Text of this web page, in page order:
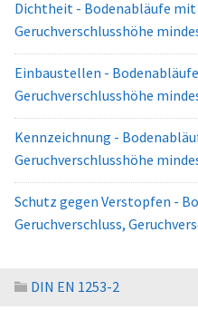
Dichtheit - Bodenabläufe mit
Geruchverschlusshöhe
Einbaustellen -
Geruchverschlusshöhe
Kennzeichnung -
Geruchverschlusshöhe
Schutz gegen Verstopfen -
Geruchverschluss,
DIN EN 1253-2